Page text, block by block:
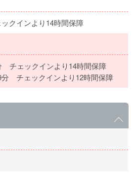
クインより14時間保障
チェックインより14時間保障
分 チェックインより12時間保障